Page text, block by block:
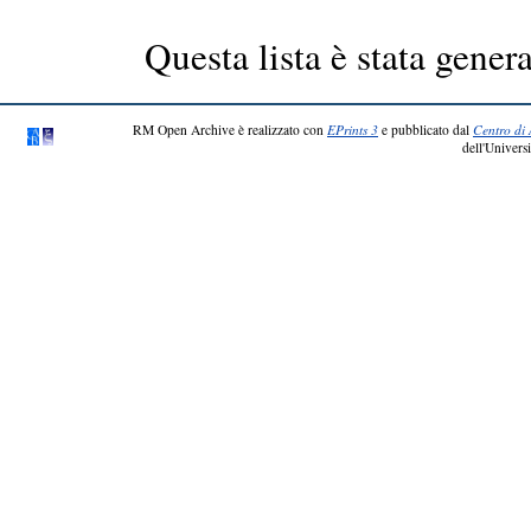
Questa lista è stata
RM Open Archive è realizzato con EPrints 3 e pubblicato dal Centro di